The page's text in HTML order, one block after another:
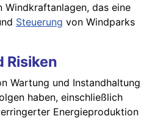
Windkraftanlagen, das eine
Steuerung von Windparks
Risiken
Wartung und Instandhaltung
haben, einschließlich
Energieproduktion